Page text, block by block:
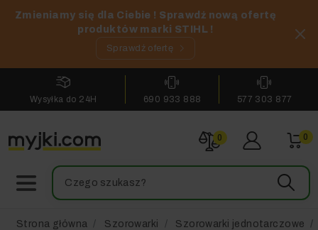
Zmieniamy się dla Ciebie ! Sprawdź nową ofertę
produktów marki STIHL !
Sprawdź ofertę
Wysyłka do 24H 690 933 888 577 303 877
0 0
Strona główna Szorowarki Szorowarki jednotarczowe